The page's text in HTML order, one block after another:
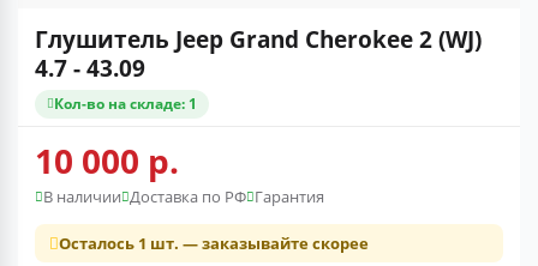
Глушитель Jeep Grand Cherokee 2 (WJ)
4.7 - 43.09
Кол-во на складе: 1
10 000 р.
В наличии Доставка по РФ Гарантия
Осталось 1 шт. — заказывайте скорее